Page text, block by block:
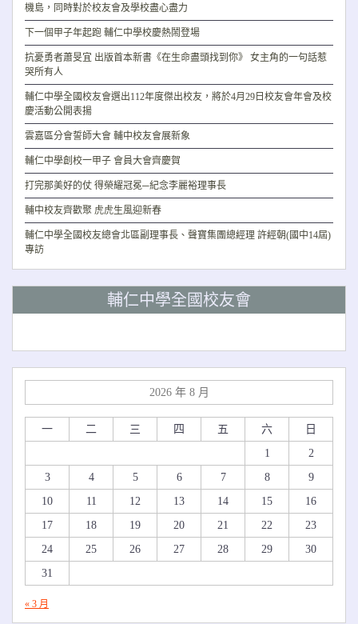
機島，同時對於校友會及學校盡心盡力
下一個甲子年起跑 輔仁中學校慶熱鬧登場
抗憂勇者蕭旻宜 出版首本新書《在生命盡頭找到你》 女主角的一句話惹
哭所有人
輔仁中學全國校友會選出112年度傑出校友，將於4月29日校友會年會及校
慶活動公開表揚
雲嘉區分會誓師大會 輔中校友會展新象
輔仁中學創校一甲子 會員大會齊慶賀
打完那美好的仗 得榮耀冠冕─紀念李麗裕理事長
輔中校友齊歡聚 虎虎生風迎新春
輔仁中學全國校友總會北區副理事長、聲寶集團總經理 許經朝(國中14屆)
專訪
輔仁中學全國校友會
2026 年 8 月
一 二 三 四 五 六
日
1
2
3
4 5 6 7 8
9
10
11 12 13 14 15
16
17
18 19 20 21 22
23
24
25 26 27 28 29
30
31
« 3 月